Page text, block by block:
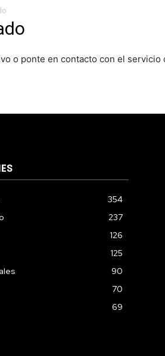
o ponte en contacto con el servicio
354
237
126
125
90
70
69